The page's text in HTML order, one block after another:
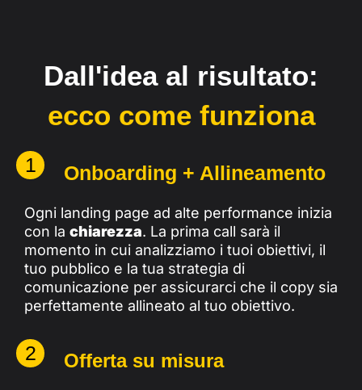
Dall'idea al risultato:
ecco come funziona
1 Onboarding + Allineamento
Ogni landing page ad alte performance inizia
con la chiarezza. La prima call sarà il
momento in cui analizziamo i tuoi obiettivi, il
tuo pubblico e la tua strategia di
comunicazione per assicurarci che il copy sia
perfettamente allineato al tuo obiettivo.
2 Offerta su misura